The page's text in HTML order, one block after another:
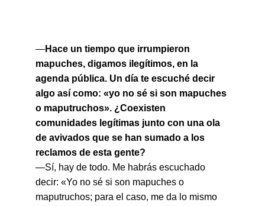
—Hace un tiempo que irrumpieron
mapuches, digamos ilegítimos, en la
agenda pública. Un día te escuché decir
algo así como: «yo no sé si son mapuches
o maputruchos». ¿Coexisten
comunidades legítimas junto con una ola
de avivados que se han sumado a los
reclamos de esta gente?
—Sí, hay de todo. Me habrás escuchado
decir: «Yo no sé si son mapuches o
maputruchos; para el caso, me da lo mismo